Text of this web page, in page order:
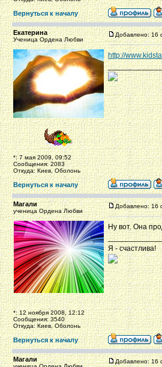
Вернуться к началу
Екатерина
Ученица Ордена Любви
*: 7 мая 2009, 09:52
Сообщения: 2083
Откуда: Киев, Оболонь
Добавлено: 16
http://
Вернуться к началу
Магали
ученица Ордена Любви
*: 12 ноября 2008, 12:12
Сообщения: 3540
Откуда: Киев, Оболонь
Добавлено: 16
Ну вот. Она
Я - счастлива!
Вернуться к началу
Магали Добавлено: 16